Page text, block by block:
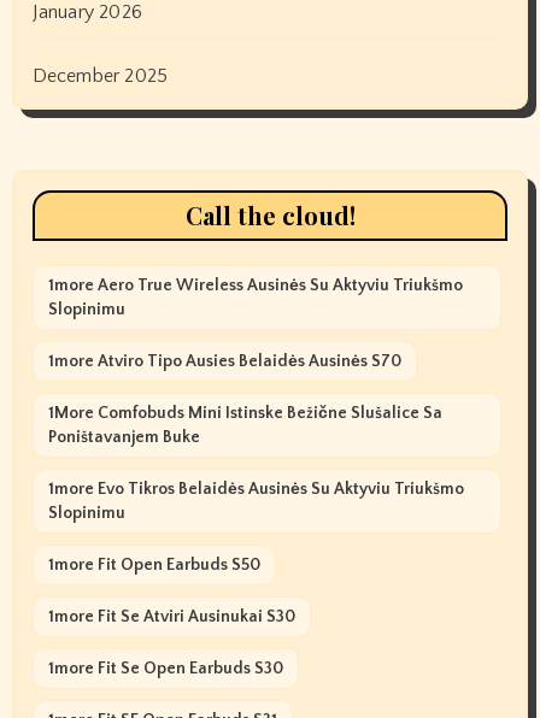
January 2026
December 2025
Call the cloud!
1more Aero True Wireless Ausinės Su Aktyviu Triukšmo
Slopinimu
1more Atviro Tipo Ausies Belaidės Ausinės S70
1More Comfobuds Mini Istinske Bežične Slušalice Sa
Poništavanjem Buke
1more Evo Tikros Belaidės Ausinės Su Aktyviu Triukšmo
Slopinimu
1more Fit Open Earbuds S50
1more Fit Se Atviri Ausinukai S30
1more Fit Se Open Earbuds S30